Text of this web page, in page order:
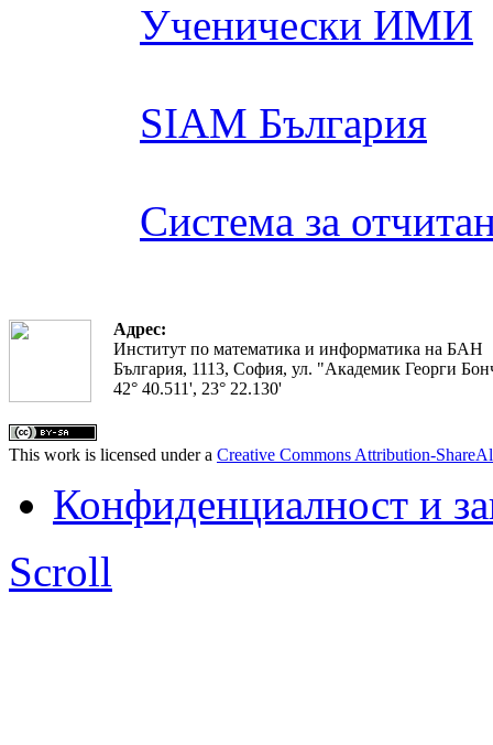
Ученически ИМИ
SIAM България
Система за
Адрес:
Институт по математика и информатика на БАН
България, 1113, София, ул. "Академик Георги
42° 40.511', 23° 22.130'
This work is licensed under a Creative Commons Attribution-
Конфиденциалност и
Scroll